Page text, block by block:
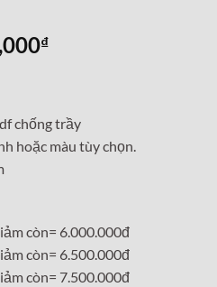
₫Giá
6,000,000₫.
chống trầy
hoặc màu tùy chọn.
còn= 6.000.000đ
còn= 6.500.000đ
còn= 7.500.000đ